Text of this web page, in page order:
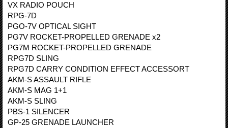
VX RADIO POUCH
RPG-7D
PGO-7V OPTICAL SIGHT
PG7V ROCKET-PROPELLED GRENADE x2
PG7M ROCKET-PROPELLED GRENADE
RPG7D SLING
RPG7D CARRY CONDITION EFFECT ACCESSORT
AKM-S ASSAULT RIFLE
AKM-S MAG 1+1
AKM-S SLING
PBS-1 SILENCER
GP-25 GRENADE LAUNCHER